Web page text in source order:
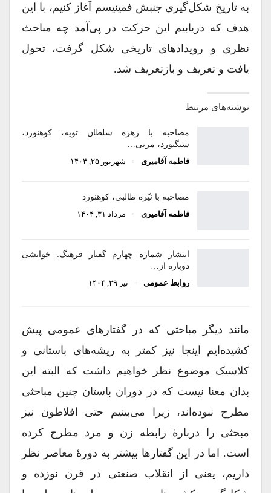
به تاریخ شکل‌گیری جنبش فمینیسم آغاز ‌کنیم، با این
هدف که دریابیم این حرکت در پی‌آمد چه مباحث
نظری و رویدادهای تاریخی شکل گرفت، تحول
یافت و تعریف و بازتعریف شد.
نوشته‌های مرتبط
مصاحبه با زهره سلطان‌ تویه، کوهنورد،
سنگنورد، مربی…
فاطمه آقامیری
شهریور ۲۵, ۱۴۰۴
مصاحبه با نیّره طالبی، کوهنورد
فاطمه آقامیری
مرداد ۳۱, ۱۴۰۴
انتشار شماره چهارم گفتار فرهنگ: خوانشی
دوباره از…
روابط عمومی
تیر ۲۹, ۱۴۰۴
مانند دیگر مباحثی که در گفتارهای عمومی پیش
کشیده‌ایم اینجا نیز کمتر به ریشه‌های باستانی و
کلاسیک موضوع نظر خواهیم داشت که البته این
بدان معنا نیست که در دوران باستان چنین مباحثی
مطرح نبوده‌اند، زیرا می‌بینیم حتی افلاطون نیز
مبحثی را دربارۀ رابطه زن و مرد مطرح کرده
است. اما در این گفتارها بیشتر به دورۀ معاصر نظر
داریم، یعنی از انقلاب صنعتی در قرن نوزده و